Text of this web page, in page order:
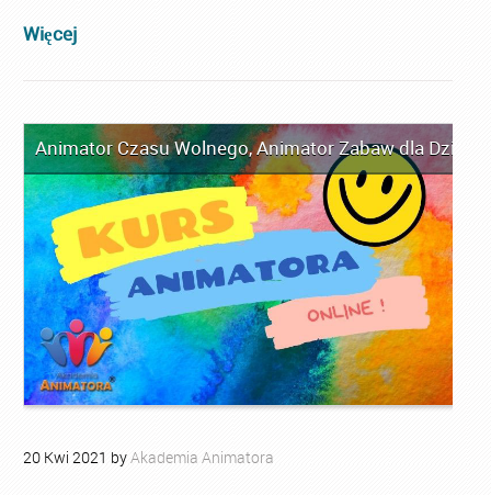
Więcej
Animator Czasu Wolnego,Animator Zabaw dla Dzieci
20 Kwi 2021 byAkademia Animatora